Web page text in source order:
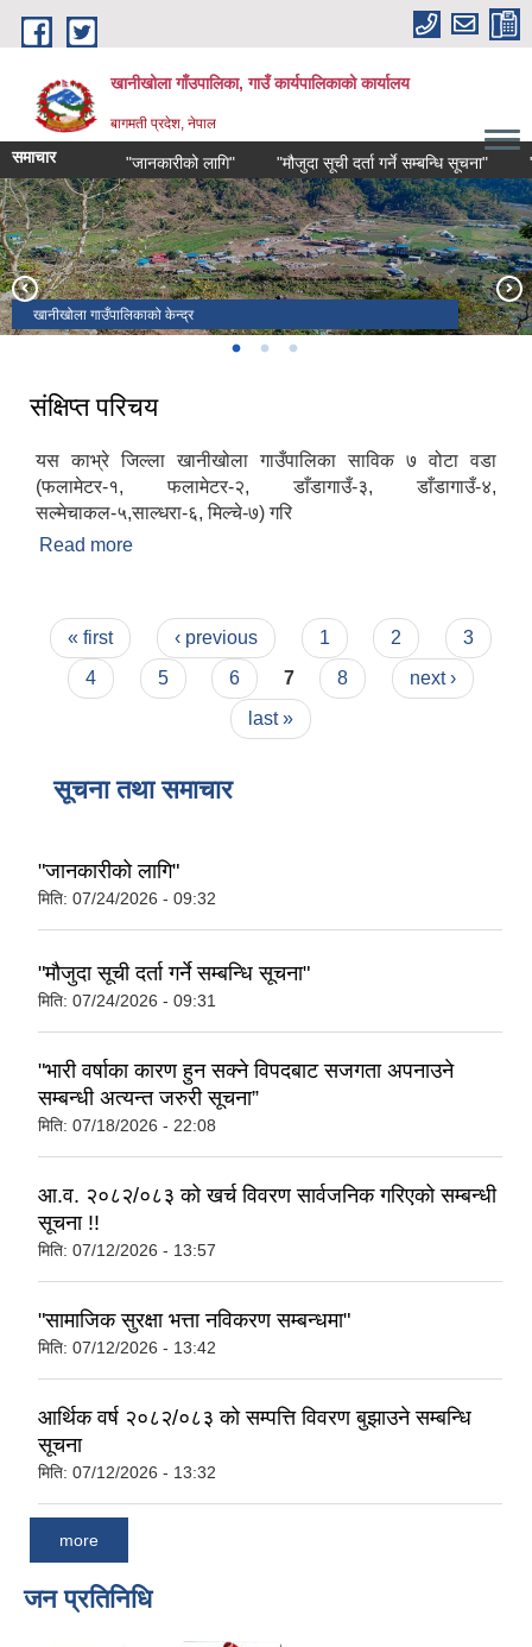
Skip to main content
खानीखोला गाँउपालिका, गाउँ कार्यपालिकाको कार्यालय
बागमती प्रदेश, नेपाल
समाचार "जानकारीको लागि" "मौजुदा सूची दर्ता गर्ने सम्बन्धि सूचना"
खानीखोला गाउँपालिकाको केन्द्र
खानीखोला गाउँपालिकाको पुरा दृश्य
खानीखोला गाउँपालिका वडा नं. २ स्थित भिमसेनथान मन्दिर
संक्षिप्त परिचय
यस काभ्रे जिल्ला खानीखोला गाउँपालिका साविक ७ वोटा वडा
(फलामेटर-१, फलामेटर-२, डाँडागाउँ-३, डाँडागाउँ-४,
सल्मेचाकल-५,साल्धरा-६, मिल्चे-७) गरि
Read more
Pages
« first ‹ previous 1 2
3
4
5 6 7 8
next ›
last »
सूचना तथा समाचार
"जानकारीको लागि"
मिति: 07/24/2026 - 09:32
"मौजुदा सूची दर्ता गर्ने सम्बन्धि सूचना"
मिति: 07/24/2026 - 09:31
"भारी वर्षाका कारण हुन सक्ने विपदबाट सजगता अपनाउने
सम्बन्धी अत्यन्त जरुरी सूचना”
मिति: 07/18/2026 - 22:08
आ.व. २०८२/०८३ को खर्च विवरण सार्वजनिक गरिएको सम्बन्धी
सूचना !!
मिति: 07/12/2026 - 13:57
"सामाजिक सुरक्षा भत्ता नविकरण सम्बन्धमा"
मिति: 07/12/2026 - 13:42
आर्थिक वर्ष २०८२/०८३ को सम्पत्ति विवरण बुझाउने सम्बन्धि
सूचना
मिति: 07/12/2026 - 13:32
more
जन प्रतिनिधि